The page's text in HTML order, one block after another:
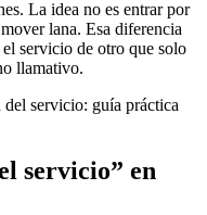
La idea no es entrar por
lana. Esa diferencia
servicio de otro que solo
llamativo.
servicio” en